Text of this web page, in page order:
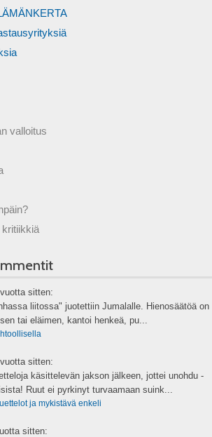
valloitus
kritiikkiä
sitten:
liitossa" juotettiin Jumalalle. Hienosäätöä on
tai eläimen, kantoi henkeä, pu...
sitten:
käsittelevän jakson jälkeen, jottei unohdu -
Ruut ei pyrkinyt turvaamaan suink...
ja mykistävä enkeli
sitten: